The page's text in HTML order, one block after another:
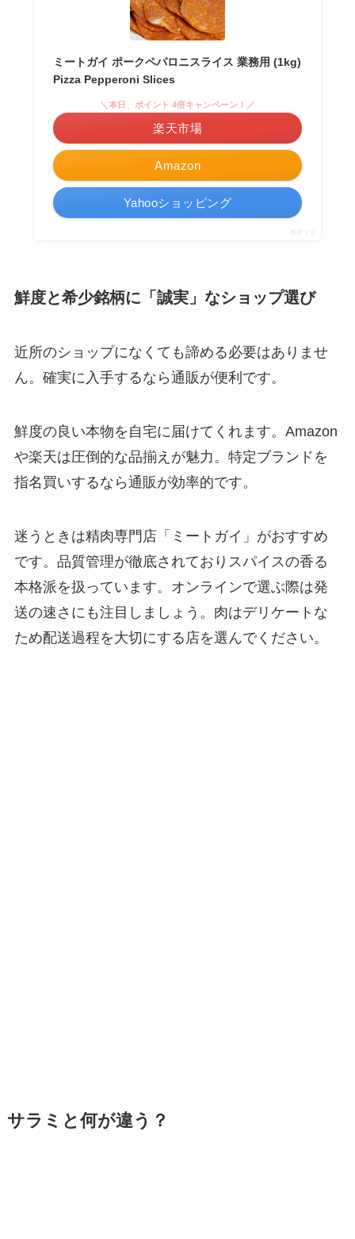
ミートガイ ポークペパロニスライス 業務用 (1kg)
Pizza Pepperoni Slices
Amazon
＼本日、ポイント 4倍キャンペーン！／
楽天市場
Yahooショッピング
ポチップ
鮮度と希少銘柄に「誠実」なショップ選び
近所のショップになくても諦める必要はありませ
ん。確実に入手するなら通販が便利です。
鮮度の良い本物を自宅に届けてくれます。Amazon
や楽天は圧倒的な品揃えが魅力。特定ブランドを
指名買いするなら通販が効率的です。
迷うときは精肉専門店「ミートガイ」がおすすめ
です。品質管理が徹底されておりスパイスの香る
本格派を扱っています。オンラインで選ぶ際は発
送の速さにも注目しましょう。肉はデリケートな
ため配送過程を大切にする店を選んでください。
サラミと何が違う？